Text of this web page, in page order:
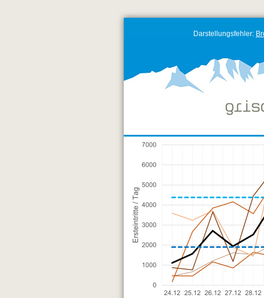
Darstellungsfehler: